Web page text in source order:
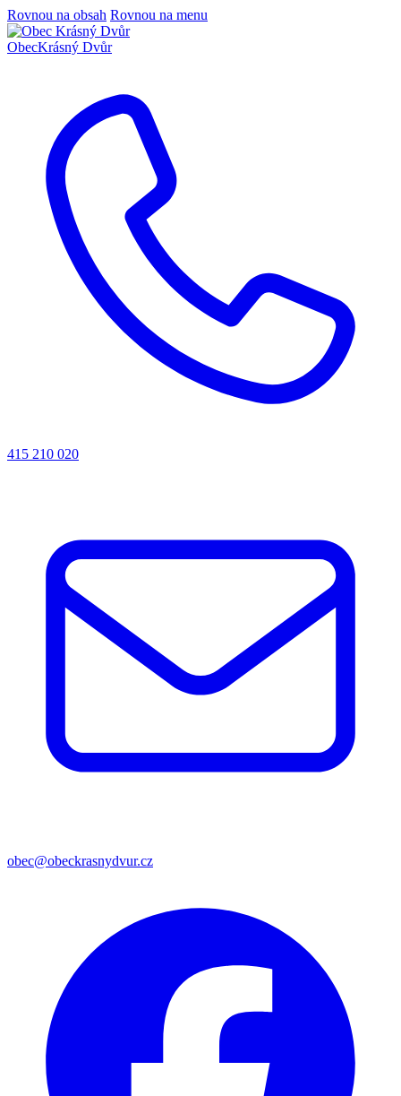
Rovnou na obsah Rovnou na menu
ObecKrásný Dvůr
415 210 020
obec@obeckrasnydvur.cz